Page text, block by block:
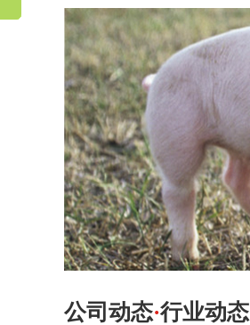
公司动态·行业动态